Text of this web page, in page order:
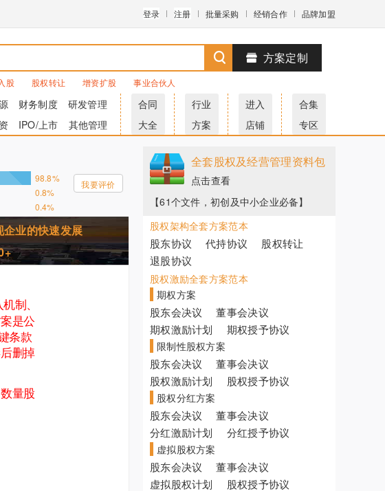
登录 注册 批量采购 经销合作 品牌加盟
股 股权转让 增资扩股 事业合伙人
方案定制
财务制度
研发管理
IPO/上市 其他管理
合同
大全
行业
方案
进入
店铺
合集
专区
98.8%
0.8%
0.4%
我要评价
业的快速发展
全套股权及经营管理资料包
点击查看
【61个文件，初创及中小企业必备】
股权架构全套方案范本
股东协议 代持协议
股权转让
退股协议
股权激励全套方案范本
期权方案
股东会决议
董事会决议
期权激励计划
期权授予协议
限制性股权方案
股东会决议
董事会决议
股权激励计划
股权授予协议
股权分红方案
股东会决议
董事会决议
分红激励计划
分红授予协议
虚拟股权方案
股东会决议
董事会决议
虚拟股权计划
股权授予协议